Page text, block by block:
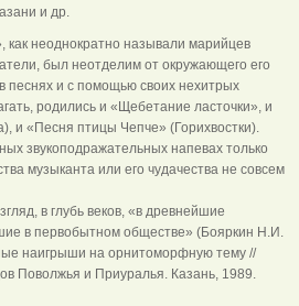
и др.
неоднократно называли марийцев
был неотделим от окружающего его
песнях и с помощью своих нехитрых
родились и «Щебетание ласточки», и
и «Песня птицы Чепче» (Горихвостки).
звукоподражательных напевах только
музыканта или его чудачества не совсем
в глубь веков, «в древнейшие
в первобытном обществе» (Бояркин Н.И.
наигрыши на орнитоморфную тему //
Поволжья и Приуралья. Казань, 1989.